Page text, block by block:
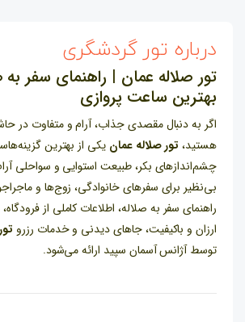
درباره تور گردشگری
تور صلاله عمان | راهنمای سفر به
بهترین ساعت پروازی
اگر به دنبال مقصدی جذاب، آرام و متفاوت در
هستید، تور صلاله عمان یکی از بهترین
چشم‌اندازهای بکر، طبیعت استوایی و سواحلی
بی‌نظیر برای سفرهای خانوادگی، زوج‌ها و
راهنمای سفر به صلاله، اطلاعات کاملی از
ارزان و باکیفیت، جاهای دیدنی و خدمات رزرو
توسط آژانس آسمان سپید ارائه می‌شود.